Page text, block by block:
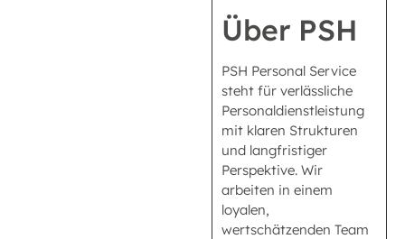
Über PSH
PSH Personal Service
steht für verlässliche
Personaldienstleistung
mit klaren Strukturen
und langfristiger
Perspektive. Wir
arbeiten in einem
loyalen,
wertschätzenden Team